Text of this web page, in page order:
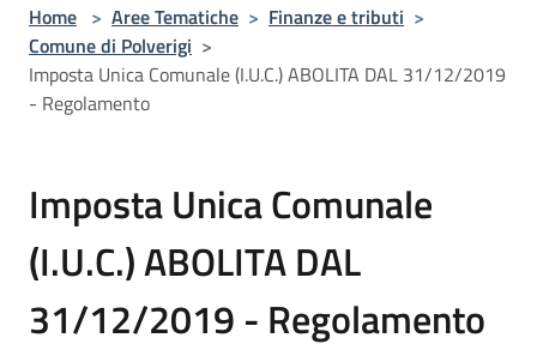
Home > Aree Tematiche > Finanze e tributi >
Comune di Polverigi >
Imposta Unica Comunale (I.U.C.) ABOLITA DAL 31/12/2019
- Regolamento
Imposta Unica Comunale
(I.U.C.) ABOLITA DAL
31/12/2019 - Regolamento